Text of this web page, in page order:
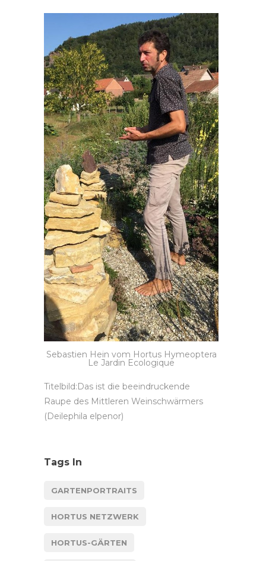
Sebastien Hein vom Hortus Hymeoptera
Le Jardin Ecologique
Titelbild:Das ist die beeindruckende
Raupe des Mittleren Weinschwärmers
(Deilephila elpenor)
Tags In
GARTENPORTRAITS
HORTUS NETZWERK
HORTUS-GÄRTEN